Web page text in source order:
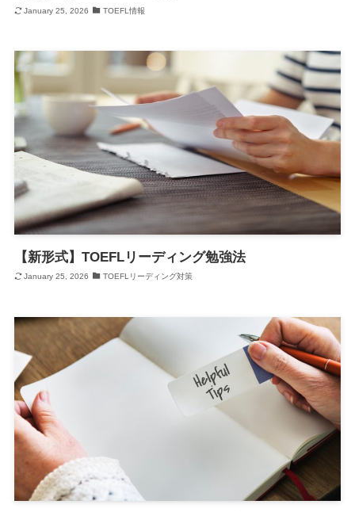
January 25, 2026 TOEFL情報
【新形式】TOEFLリーディング勉強法
January 25, 2026 TOEFLリーディング対策